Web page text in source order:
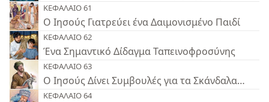
ΚΕΦΑΛΑΙΟ 61
Ο Ιησούς Γιατρεύει ένα Δαιμονισμένο Παιδί
ΚΕΦΑΛΑΙΟ 62
Ένα Σημαντικό Δίδαγμα Ταπεινοφροσύνης
ΚΕΦΑΛΑΙΟ 63
Ο Ιησούς Δίνει Συμβουλές για τα Σκάνδαλα και
ΚΕΦΑΛΑΙΟ 64